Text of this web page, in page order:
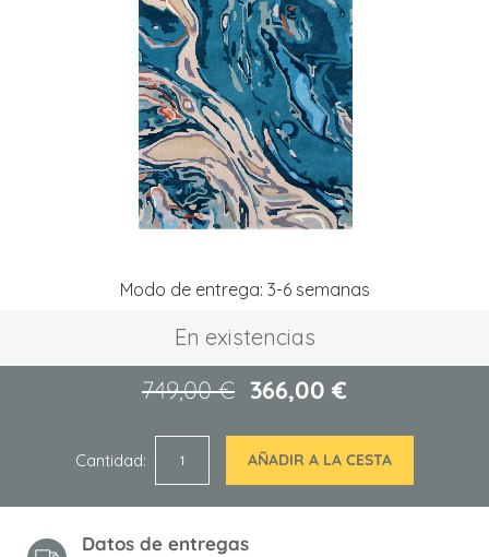
Modo de entrega: 3-6 semanas
En existencias
366,00 €
749,00 €
Cantidad AÑADIR A LA CESTA
Datos de entregas